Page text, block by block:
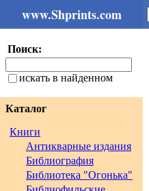
www.Shprints.com
Поиск:
искать в найденном
Каталог
Книги
Антикварные издания
Библиография
Библиотека "Огонька"